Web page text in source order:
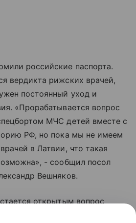
российские паспорта.
вердикта рижских врачей,
постоянный уход и
«Прорабатывается вопрос
МЧС детей вместе с
РФ, но пока мы не имеем
в Латвии, что такая
- сообщил посол
Вешняков.
открытым вопрос